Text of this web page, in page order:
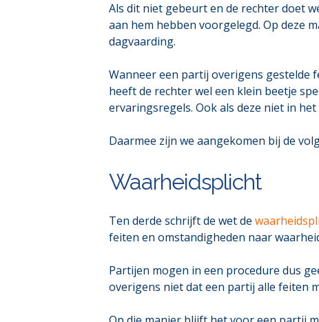
Als dit niet gebeurt en de rechter doet
aan hem hebben voorgelegd. Op deze
dagvaarding.
Wanneer een partij overigens gestelde
heeft de rechter wel een klein beetje
ervaringsregels. Ook als deze niet in
Daarmee zijn we aangekomen bij de
Waarheidsplicht
Ten derde schrijft de wet de
feiten en omstandigheden naar
Partijen mogen in een procedure dus
overigens niet dat een partij alle feiten